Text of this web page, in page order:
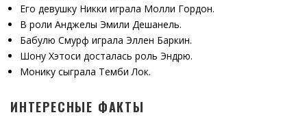
Его девушку Никки играла Молли Гордон.
В роли Анджелы Эмили Дешанель.
Бабулю Смурф играла Эллен Баркин.
Шону Хэтоси досталась роль Эндрю.
Монику сыграла Темби Лок.
ИНТЕРЕСНЫЕ ФАКТЫ